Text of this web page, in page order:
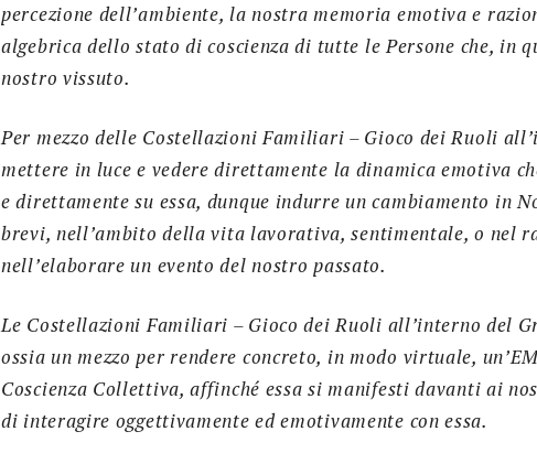
percezione dell’ambiente, la nostra memoria emotiva e
algebrica dello stato di coscienza di tutte le Persone che, in
nostro vissuto.
Per mezzo delle Costellazioni Familiari – Gioco dei Ruoli
mettere in luce e vedere direttamente la dinamica emotiva
e direttamente su essa, dunque indurre un cambiamento in
brevi, nell’ambito della vita lavorativa, sentimentale, o nel
nell’elaborare un evento del nostro passato.
Le Costellazioni Familiari – Gioco dei Ruoli all’interno del
ossia un mezzo per rendere concreto, in modo virtuale,
Coscienza Collettiva, affinché essa si manifesti davanti ai
di interagire oggettivamente ed emotivamente con essa.